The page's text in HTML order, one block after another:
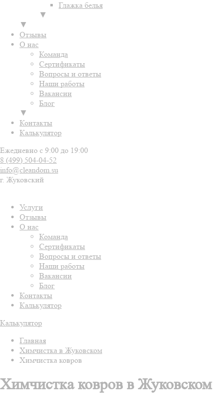
Глажка белья
▼
▼
Отзывы
О нас
Команда
Сертификаты
Вопросы и ответы
Наши работы
Вакансии
Блог
▼
Контакты
Калькулятор
Ежедневно с 9:00 до 19:00
8 (499) 504-04-52
info@cleandom.su
г. Жуковский
Услуги
Отзывы
О нас
Команда
Сертификаты
Вопросы и ответы
Наши работы
Вакансии
Блог
Контакты
Калькулятор
Калькулятор
Главная
Химчистка в Жуковском
Химчистка ковров
Химчистка ковров в Жуковском